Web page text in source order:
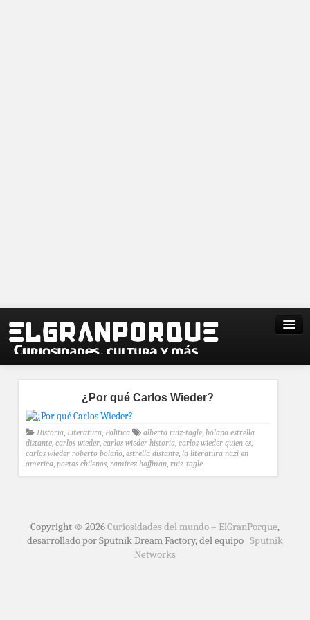
¿Por qué Carlos Wieder?
Historia, Literatura, Política alberto ruiz-tagle, bolaño estrella
distante, carlos wieder, carlos wieder historia, carlos wieder quien es,
carlos wieder roberto bolaño, estrella distante, la literatura nazi en
america, poetas chilenos, ramirez hoffman, ruiz-tagle
Copyright © 2026Curiosidades del mundo – ElGranPorque,
desarrollado por Sputnik Dream Factory, del equipo Sputnik
Networks